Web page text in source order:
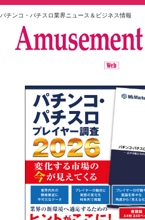
パチンコ・パチスロ業界ニュース＆ビジネス情報